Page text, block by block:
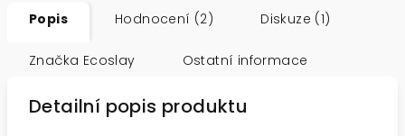
Popis Hodnocení (2) Diskuze (1)
Značka Ecoslay Ostatní informace
Detailní popis produktu